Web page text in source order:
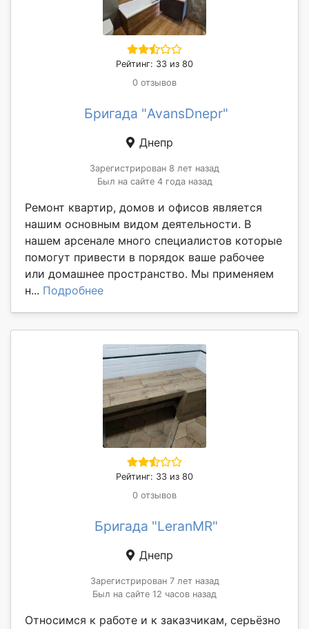
Рейтинг: 33 из 80
0 отзывов
Бригада "AvansDnepr"
Днепр
Зарегистрирован 8 лет назад
Был на сайте 4 года назад
Ремонт квартир, домов и офисов является
нашим основным видом деятельности. В
нашем арсенале много специалистов которые
помогут привести в порядок ваше рабочее
или домашнее пространство. Мы применяем
н... Подробнее
Рейтинг: 33 из 80
0 отзывов
Бригада "LeranMR"
Днепр
Зарегистрирован 7 лет назад
Был на сайте 12 часов назад
Относимся к работе и к заказчикам, серьёзно